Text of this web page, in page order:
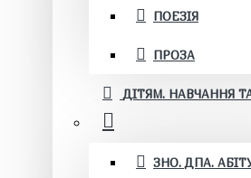
ПОЕЗІЯ
ПРОЗА
ДІТЯМ. НАВЧАННЯ
ЗНО. ДПА.